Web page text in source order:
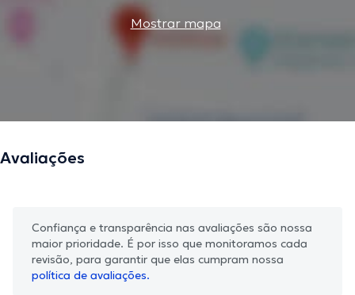
Mostrar mapa
Avaliações
Confiança e transparência nas avaliações são nossa
maior prioridade. É por isso que monitoramos cada
revisão, para garantir que elas cumpram nossa
política de avaliações.